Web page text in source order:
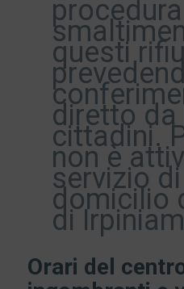
questi
diretto da
cittadini.
non è
servizio
domicilio
di
Orari del